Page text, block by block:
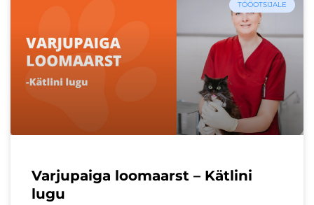
TÖÖOTSIJALE
Varjupaiga loomaarst – Kätlini
lugu